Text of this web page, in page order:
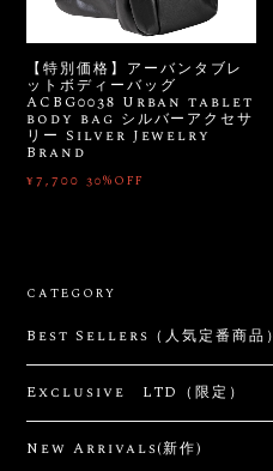
【特別価格】アーバンタブレ
ットボディーバッグ
ACBG0038 Urban tablet
body bag シルバーアクセサ
リー Silver Jewelry
Brand
¥7,700 30%OFF
CATEGORY
Best Sellers（人気定番商品）
Exclusive LTD（限定）
New Arrivals(新作)